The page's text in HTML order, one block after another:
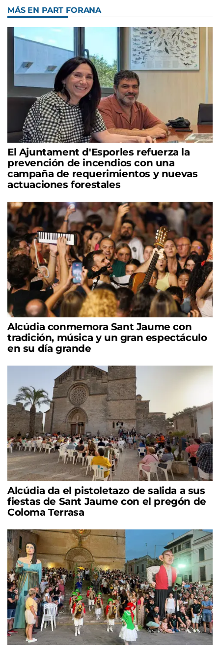
MÁS EN PART FORANA
El Ajuntament d'Esporles refuerza la
prevención de incendios con una
campaña de requerimientos y nuevas
actuaciones forestales
Alcúdia conmemora Sant Jaume con
tradición, música y un gran espectáculo
en su día grande
Alcúdia da el pistoletazo de salida a sus
fiestas de Sant Jaume con el pregón de
Coloma Terrasa